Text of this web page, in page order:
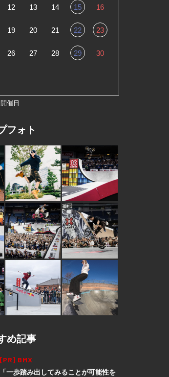
12 13 14 15 16
19 20 21 22 23
26 27 28 29 30
催日
フォト
め記事
[PR] BMX
「一歩踏み出してみることが可能性を